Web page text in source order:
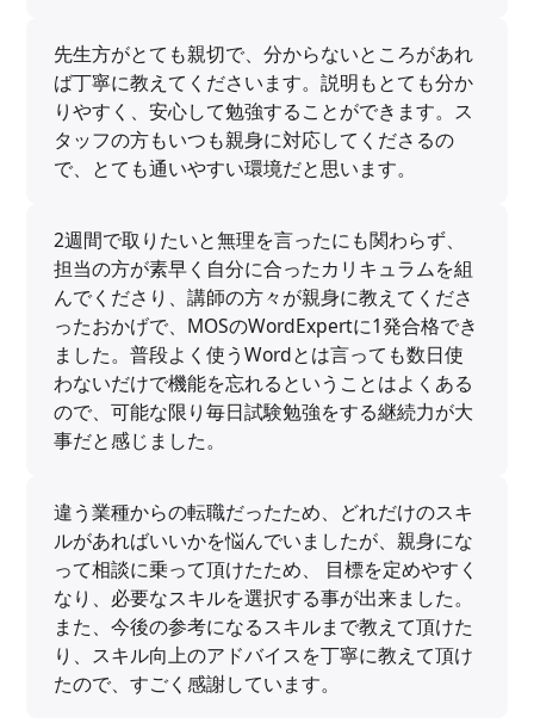
先生方がとても親切で、分からないところがあれ
ば丁寧に教えてくださいます。説明もとても分か
りやすく、安心して勉強することができます。ス
タッフの方もいつも親身に対応してくださるの
で、とても通いやすい環境だと思います。
2週間で取りたいと無理を言ったにも関わらず、
担当の方が素早く自分に合ったカリキュラムを組
んでくださり、講師の方々が親身に教えてくださ
ったおかげで、MOSのWordExpertに1発合格でき
ました。普段よく使うWordとは言っても数日使
わないだけで機能を忘れるということはよくある
ので、可能な限り毎日試験勉強をする継続力が大
事だと感じました。
違う業種からの転職だったため、どれだけのスキ
ルがあればいいかを悩んでいましたが、親身にな
って相談に乗って頂けたため、 目標を定めやすく
なり、必要なスキルを選択する事が出来ました。
また、今後の参考になるスキルまで教えて頂けた
り、スキル向上のアドバイスを丁寧に教えて頂け
たので、すごく感謝しています。